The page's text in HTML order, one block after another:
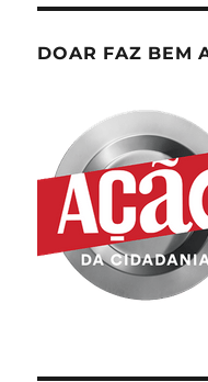
DOAR FAZ BEM